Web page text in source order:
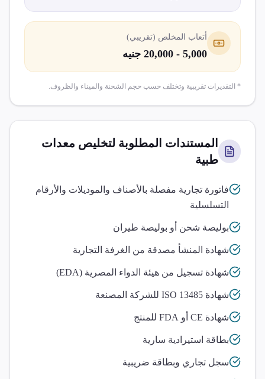
أتعاب المخلص (تقريبي)
5,000 - 20,000 جنيه
* التقديرات تقريبية وتختلف حسب حجم الشحنة والميناء والظروف.
المستندات المطلوبة لتخليص معدات
طبية
فاتورة تجارية مفصلة بالأصناف والموديلات والأرقام
التسلسلية
بوليصة شحن أو بوليصة طيران
شهادة المنشأ مصدقة من الغرفة التجارية
شهادة تسجيل من هيئة الدواء المصرية (EDA)
شهادة ISO 13485 للشركة المصنعة
شهادة CE أو FDA للمنتج
بطاقة استيرادية سارية
سجل تجاري وبطاقة ضريبية